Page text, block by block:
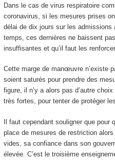
Dans le cas de virus respiratoire
coronavirus, si les mesures prises
délai de dix jours sur les admissions
temps, ces dernières ne baissent
insuffisantes et qu’il faut les renforcer.
Cette marge de manœuvre n’existe
soient saturés pour prendre des
figure, il n’y a alors pas d’autre
très fortes, pour tenter de protéger
Il faut cependant souligner que pour
place de mesures de restriction
vides, sa confiance dans son
élevée. C’est le troisième